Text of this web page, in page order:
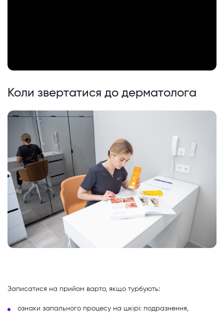
Коли звертатися до дерматолога
Записатися на прийом варто, якщо турбують:
ознаки запального процесу на шкірі: подразнення,